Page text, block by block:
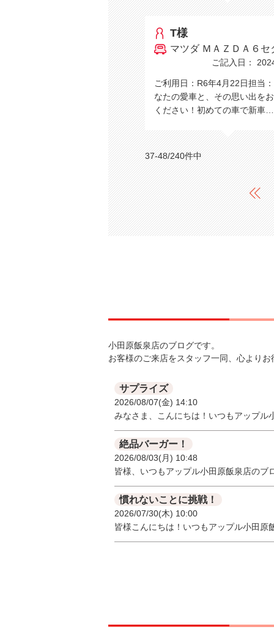
T様
マツダ ＭＡＺＤＡ６セ
ご記入日：
ご利用日：R6年4月22日担当
なたの愛車と、その思い出を
ください！初めての車で新車
37-48/240件中
小田原飯泉店のブログです。
お客様のご来店をスタッフ一同、心より
サプライズ
2026/08/07(金) 14:10
みなさま、こんにちは！いつもアップ
絶品バーガー！
2026/08/03(月) 10:48
皆様、いつもアップル小田原飯泉店の
慣れないことに挑戦！
2026/07/30(木) 10:00
皆様こんにちは！いつもアップル小田